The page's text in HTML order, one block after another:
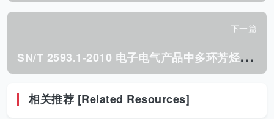
下一篇
S
N/T 2593.1-2010 电子电气产品中多环芳烃的测定 第1部分:高效液相色谱法.pdf
相关推荐 [Related Resources]